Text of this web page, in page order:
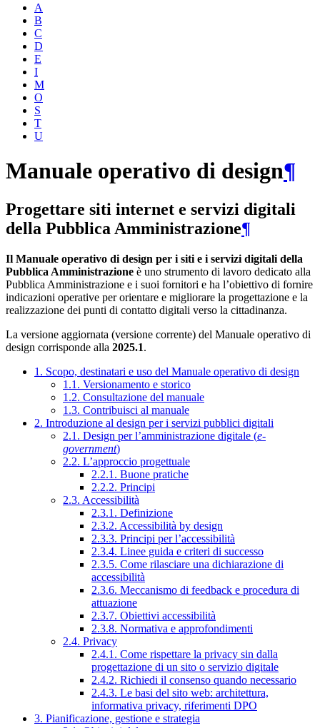
A
B
C
D
E
I
M
O
S
T
U
Manuale operativo di design¶
Progettare siti internet e servizi digitali
della Pubblica Amministrazione¶
Il Manuale operativo di design per i siti e i servizi digitali della
Pubblica Amministrazione è uno strumento di lavoro dedicato alla
Pubblica Amministrazione e i suoi fornitori e ha l’obiettivo di fornire
indicazioni operative per orientare e migliorare la progettazione e la
realizzazione dei punti di contatto digitali verso la cittadinanza.
La versione aggiornata (versione corrente) del Manuale operativo di
design corrisponde alla 2025.1.
1. Scopo, destinatari e uso del Manuale operativo di design
1.1. Versionamento e storico
1.2. Consultazione del manuale
1.3. Contribuisci al manuale
2. Introduzione al design per i servizi pubblici digitali
2.1. Design per l’amministrazione digitale (e-
government)
2.2. L’approccio progettuale
2.2.1. Buone pratiche
2.2.2. Principi
2.3. Accessibilità
2.3.1. Definizione
2.3.2. Accessibilità by design
2.3.3. Principi per l’accessibilità
2.3.4. Linee guida e criteri di successo
2.3.5. Come rilasciare una dichiarazione di
accessibilità
2.3.6. Meccanismo di feedback e procedura di
attuazione
2.3.7. Obiettivi accessibilità
2.3.8. Normativa e approfondimenti
2.4. Privacy
2.4.1. Come rispettare la privacy sin dalla
progettazione di un sito o servizio digitale
2.4.2. Richiedi il consenso quando necessario
2.4.3. Le basi del sito web: architettura,
informativa privacy, riferimenti DPO
3. Pianificazione, gestione e strategia